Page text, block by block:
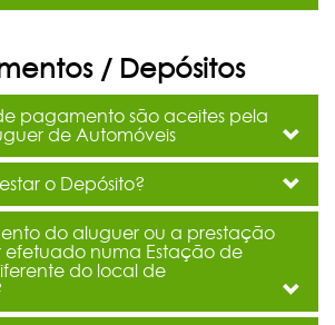
/ Depósitos
pagamento são aceites pela
de Automóveis
o Depósito?
do aluguer ou a prestação
efetuado numa Estação de
do local de